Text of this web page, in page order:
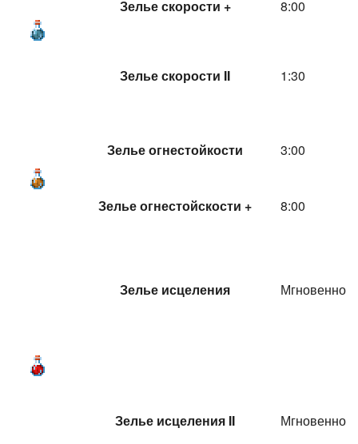
Зелье скорости + 8:00
Зелье скорости II 1:30
Зелье огнестойкости 3:00
Зелье огнестойскости + 8:00
Зелье исцеления Мгновенно
Зелье исцеления II Мгновенно